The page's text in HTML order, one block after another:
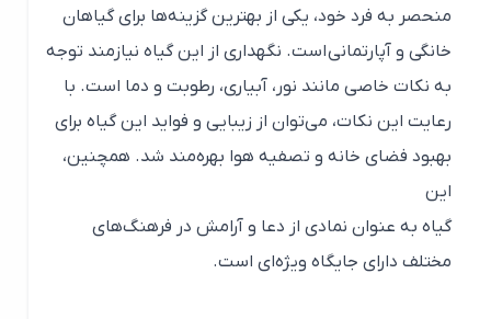
منحصر به فرد خود، یکی از بهترین گزینه‌ها برای گیاهان
خانگی و آپارتمانی است. نگهداری از این گیاه نیازمند توجه
به نکات خاصی مانند نور، آبیاری، رطوبت و دما است. با
رعایت این نکات، می‌توان از زیبایی و فواید این گیاه برای
بهبود فضای خانه و تصفیه هوا بهره‌مند شد. همچنین،
گیاه به عنوان نمادی از دعا و آرامش در فرهنگ‌های
مختلف دارای جایگاه ویژه‌ای است.